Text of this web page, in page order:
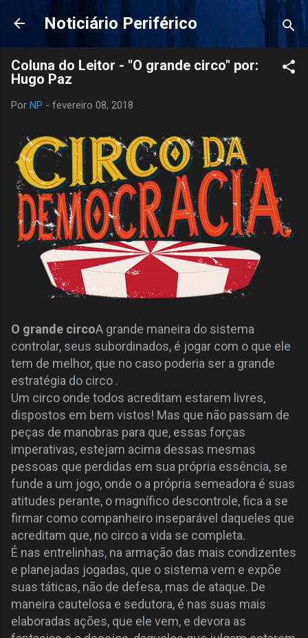
Pular para o conteúdo principal
Noticiário Periférico
Coluna do Leitor - "O grande circo" por:
Hugo Paz
Por NP - fevereiro 08, 2018
O grande circoA grande maneira do sistema
controlar, seus subordinados, é jogar com o que ele
tem de melhor, que no caso poderia ser a grande
estratégia do circo .
Um circo onde todos acreditam estarem livres,
dispostos em bem vistos! Mas que não passam de
peças de manobras para que, essas forças
imperativas, estejam acima dessas mesmas
pessoas que perdidas em sua própria essência, se
funde a um jogo, onde o a própria semeadora é suas
atitudes perante, o magnífico descontrole, fica a se
firmar como companheiro inseparável daqueles que
acreditam que, no circo a vida se completa.
É nas entrelinhas, na armação das mais condizentes
e planejadas jogadas, que o sistema vem e expõe
suas táticas, não de defesa, mas de ataque. De
maneira cautelosa e sedutora, é nas suas mais
elaboradas ações, que ele vem, e devora as